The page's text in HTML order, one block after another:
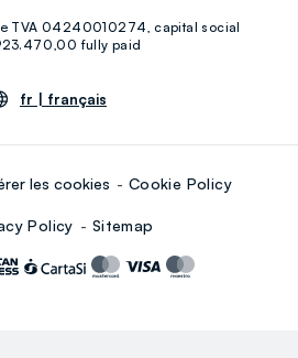
Linkedin
TVA 04240010274, capital social
fully paid
fr | français
les cookies Cookie Policy
Policy Sitemap